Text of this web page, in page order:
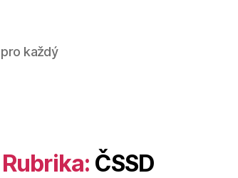
každý
Rubrika: ČSSD